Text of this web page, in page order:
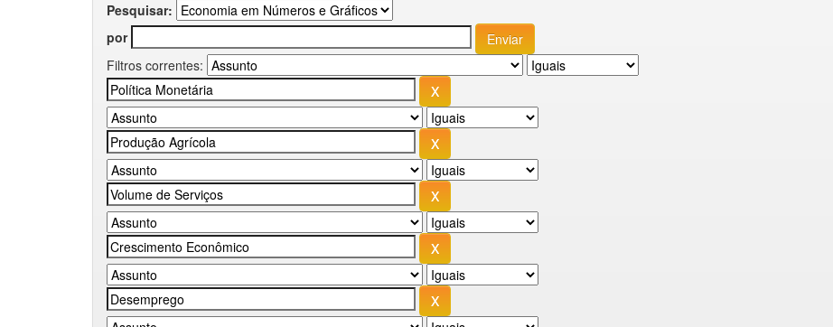
Pesquisar:
por
Filtros correntes: